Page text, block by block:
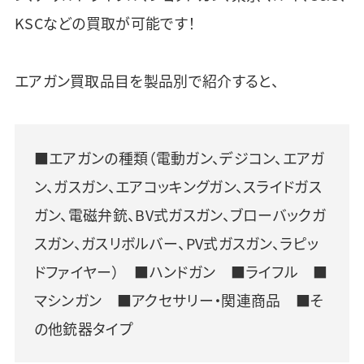
KSCなどの買取が可能です！
エアガン買取品目を製品別で紹介すると、
■エアガンの種類（電動ガン、デジコン、エアガ
ン、ガスガン、エアコッキングガン、スライドガス
ガン、電磁弁銃、BV式ガスガン、ブローバックガ
スガン、ガスリボルバー、PV式ガスガン、ラピッ
ドファイヤー） ■ハンドガン ■ライフル ■
マシンガン ■アクセサリー・関連商品 ■そ
の他銃器タイプ